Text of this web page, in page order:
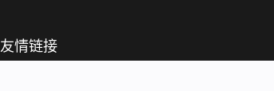
友情链接